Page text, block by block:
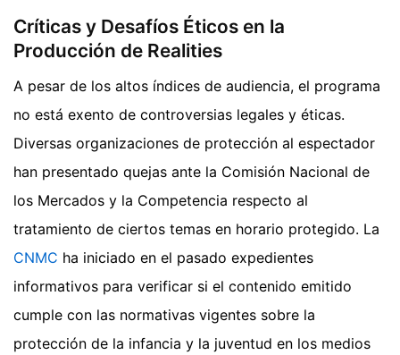
Críticas y Desafíos Éticos en la
Producción de Realities
A pesar de los altos índices de audiencia, el programa
no está exento de controversias legales y éticas.
Diversas organizaciones de protección al espectador
han presentado quejas ante la Comisión Nacional de
los Mercados y la Competencia respecto al
tratamiento de ciertos temas en horario protegido. La
CNMC ha iniciado en el pasado expedientes
informativos para verificar si el contenido emitido
cumple con las normativas vigentes sobre la
protección de la infancia y la juventud en los medios